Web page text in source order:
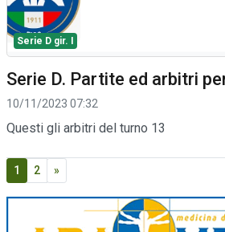
Serie D gir. I
Serie D. Partite ed arbitri
10/11/2023 07:32
Questi gli arbitri del turno 13
1 2 »